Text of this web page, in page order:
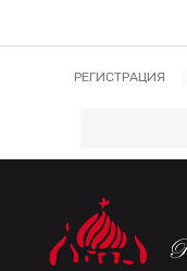
РЕГИСТРАЦИЯ